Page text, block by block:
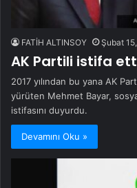
FATİH ALTINSOY Şubat
AK Partili istifa
2017 yılından bu yana AK
yürüten Mehmet Bayar,
istifasını duyurdu.
Devamını Oku »